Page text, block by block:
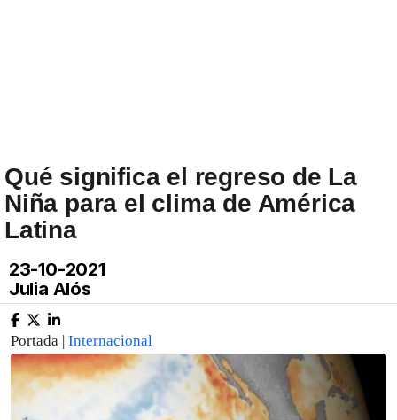
Qué significa el regreso de La
Niña para el clima de América
Latina
23-10-2021
Julia Alós
Portada | Internacional